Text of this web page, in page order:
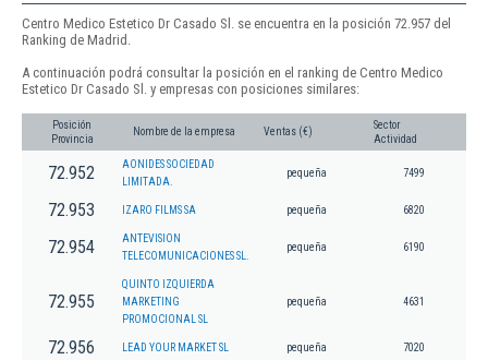
Centro Medico Estetico Dr Casado Sl. se encuentra en la posición 72.957 del
Ranking de Madrid.
A continuación podrá consultar la posición en el ranking de Centro Medico
Estetico Dr Casado Sl. y empresas con posiciones similares:
Posición
Provincia
Nombre de la empresa Ventas (€)
Sector
Actividad
72.952
AONIDES SOCIEDAD
LIMITADA.
pequeña 7499
72.953 IZARO FILMS SA pequeña 6820
72.954
ANTEVISION
TELECOMUNICACIONES SL.
pequeña 6190
72.955
QUINTO IZQUIERDA
MARKETING
PROMOCIONAL SL
pequeña 4631
72.956 LEAD YOUR MARKET SL pequeña 7020